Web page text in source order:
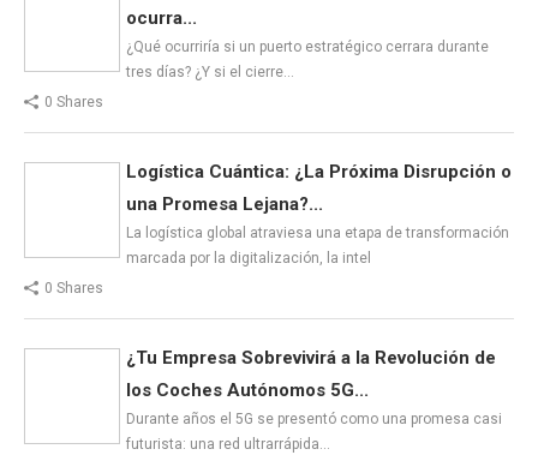
ocurra...
¿Qué ocurriría si un puerto estratégico cerrara durante
tres días? ¿Y si el cierre…
0 Shares
Logística Cuántica: ¿La Próxima Disrupción o
una Promesa Lejana?...
La logística global atraviesa una etapa de transformación
marcada por la digitalización, la intel
0 Shares
¿Tu Empresa Sobrevivirá a la Revolución de
los Coches Autónomos 5G...
Durante años el 5G se presentó como una promesa casi
futurista: una red ultrarrápida…